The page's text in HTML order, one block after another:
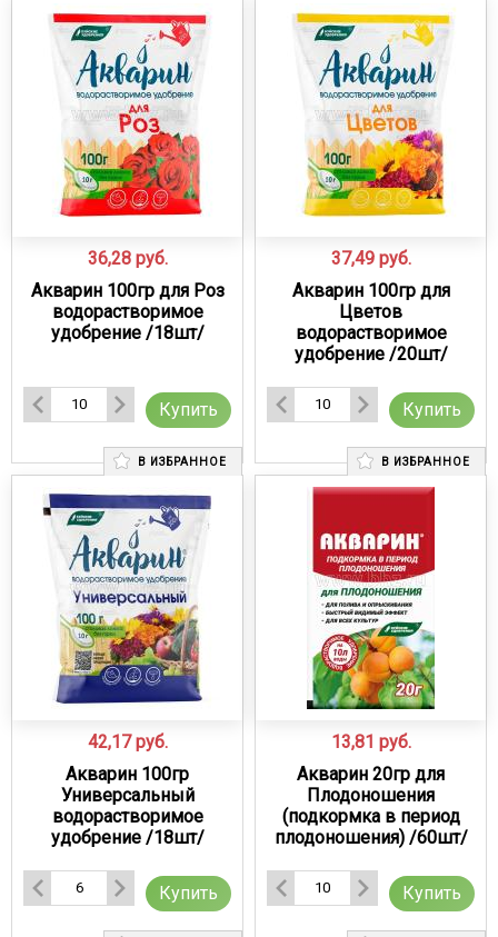
36,28 руб.
Акварин 100гр для Роз
водорастворимое
удобрение /18шт/
Купить
37,49 руб.
Акварин 100гр для
Цветов
водорастворимое
удобрение /20шт/
Купить
В ИЗБРАННОЕ
42,17 руб.
Акварин 100гр
Универсальный
водорастворимое
удобрение /18шт/
Купить
В ИЗБРАННОЕ
13,81 руб.
Акварин 20гр для
Плодоношения
(подкормка в период
плодоношения) /60шт/
Купить